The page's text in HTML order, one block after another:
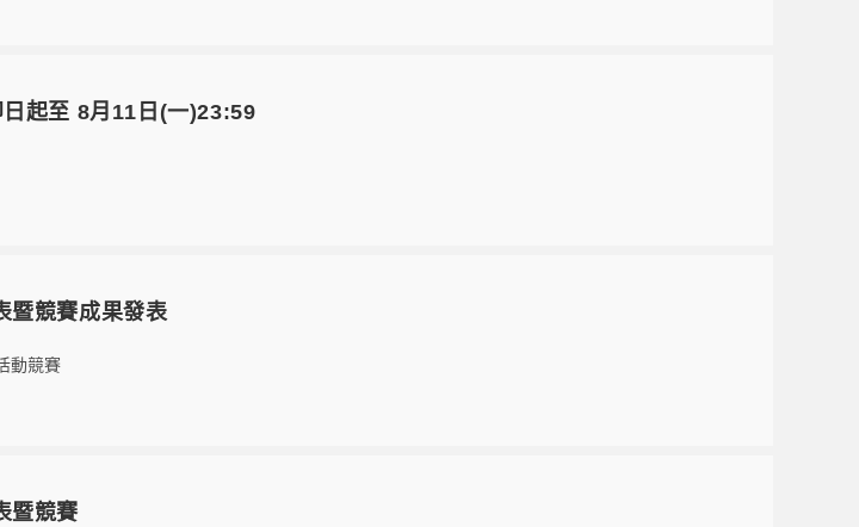
起至 8月11日(一)23:59
暨競賽成果發表
動競賽
暨競賽